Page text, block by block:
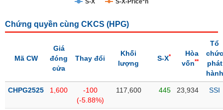
thái
thị
S-X S-X-Price*n
Chứng quyền cùng CKCS (HPG)
Mã CW
Giá
đóng
cửa
Thay đổi
Khối
lượng
S-X*
Hòa
vốn**
Tổ
chức
phát
hành
CHPG2525 1,600
-100
(-5.88%)
117,600 445 23,934 SSI
NGÀNH
NGHIỆP